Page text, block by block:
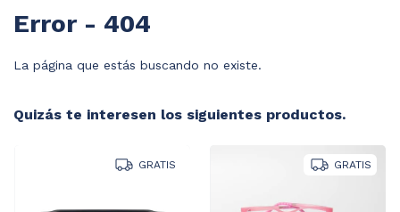
Error - 404
La página que estás buscando no existe.
Quizás te interesen los siguientes productos.
GRATIS GRATIS